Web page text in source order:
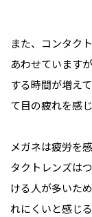
また、コンタク
あわせています
する時間が増え
て目の疲れを感
メガネは疲労を
タクトレンズは
ける人が多いた
れにくいと感じ